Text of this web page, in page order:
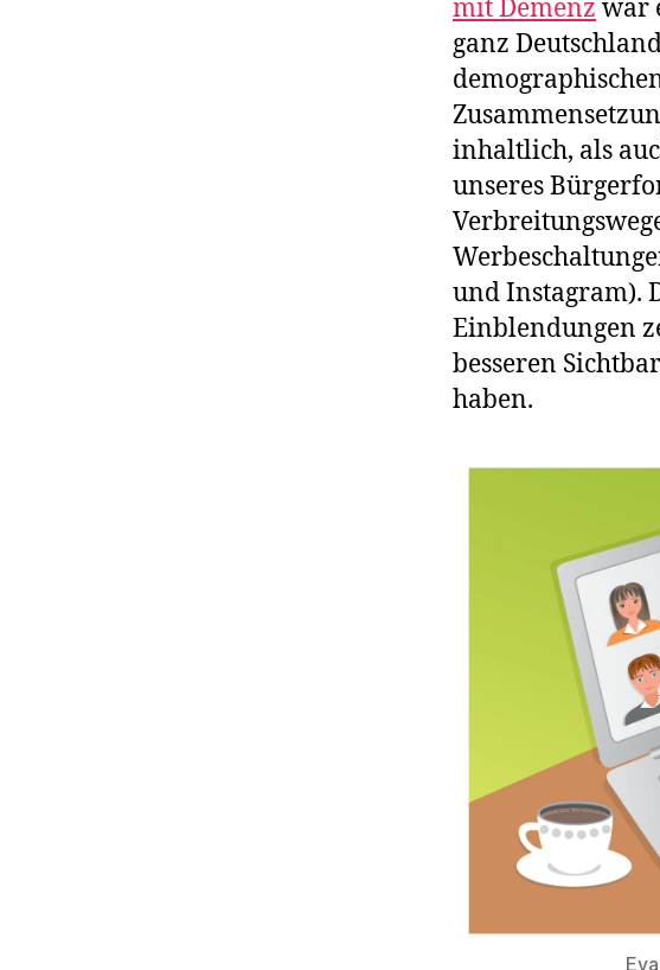
mit Demenz war
ganz
inhaltlich, als
unseres
und Instagram).
Einblendungen
besseren
haben.